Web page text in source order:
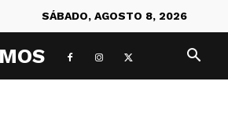
SÁBADO, AGOSTO 8, 2026